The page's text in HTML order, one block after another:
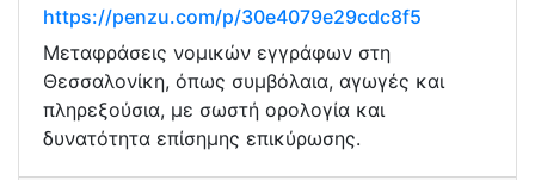
https://penzu.com/p/30e4079e29cdc8f5
Μεταφράσεις νομικών εγγράφων στη
Θεσσαλονίκη, όπως συμβόλαια, αγωγές και
πληρεξούσια, με σωστή ορολογία και
δυνατότητα επίσημης επικύρωσης.